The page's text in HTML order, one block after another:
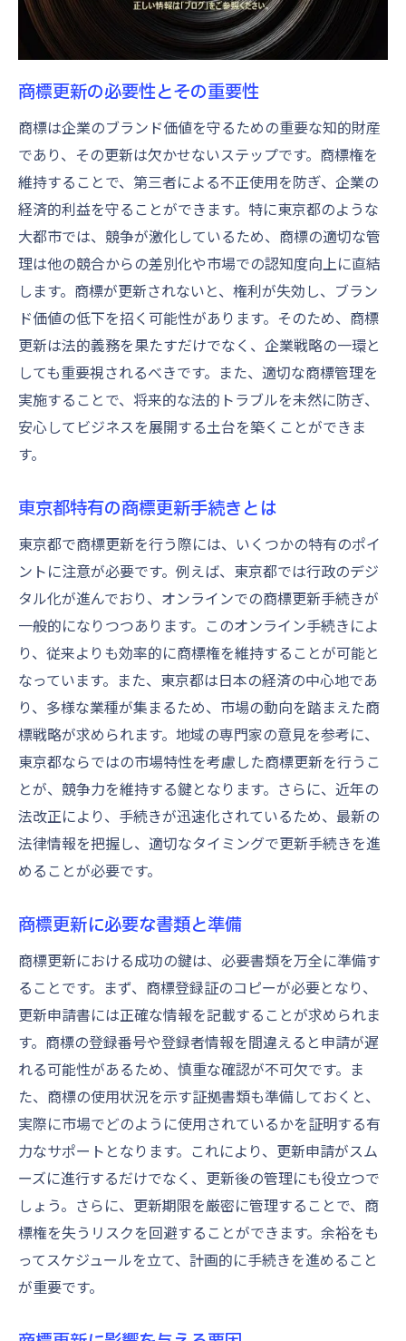
手続きフローの全体像を把握する
商標更新後の次のステップ
法改正による商標更新の影響分析
商標法改正のポイントとその対策
最新の法改正に基づく商標戦略
商標更新における法改正のメリット活用法
東京都の法改正に伴う手続き変更点
商標更新を成功させる法改正対応のヒント
オンライン手続き活用で商標更新をより簡単に
デジタルプラットフォームの利用方法
オンライン申請のメリットとデメリット
オンライン手続きで時間を節約する方法
オンラインツールを活用した商標管理
準備
商標審査の迅速化を利用してビジネス拡大を加
速
迅速化された審査プロセスの特徴
短期間で商標権を取得するための戦略
商標審査迅速化の恩恵を最大限に活用する
ビジネス拡大に向けた商標戦略
迅速審査を活用した競争優位性の構築
商標権取得後のビジネス展開プラン
地域の専門家と連携して東京都での商標更新を
成功させる方法
専門家との連携の重要性
地域の専門家を見つける方法
商標更新を成功に導く専門家の役割
専門家とともに作成する商標更新計画
専門家による最新情報提供の利点
商標更新の成功事例から学ぶ効果的な戦略
成功事例から学ぶ商標更新の秘訣
商標更新成功のカギとなる要因分析
商標更新戦略の効果的な立案方法
成功事例に基づく商標更新のステップ
商標更新における成功失敗の分岐点
商標更新の成功事例を活用したブランド強
化
商標権を失わないための更新スケジュール管理
法
商標更新の必要性とその重要性
商標は企業のブランド価値を守るための重要な知的財産
であり、その更新は欠かせないステップです。商標権を
維持することで、第三者による不正使用を防ぎ、企業の
経済的利益を守ることができます。特に東京都のような
大都市では、競争が激化しているため、商標の適切な管
理は他の競合からの差別化や市場での認知度向上に直結
します。商標が更新されないと、権利が失効し、ブラン
ド価値の低下を招く可能性があります。そのため、商標
更新は法的義務を果たすだけでなく、企業戦略の一環と
しても重要視されるべきです。また、適切な商標管理を
実施することで、将来的な法的トラブルを未然に防ぎ、
安心してビジネスを展開する土台を築くことができま
す。
東京都特有の商標更新手続きとは
東京都で商標更新を行う際には、いくつかの特有のポイ
ントに注意が必要です。例えば、東京都では行政のデジ
タル化が進んでおり、オンラインでの商標更新手続きが
一般的になりつつあります。このオンライン手続きによ
り、従来よりも効率的に商標権を維持することが可能と
なっています。また、東京都は日本の経済の中心地であ
り、多様な業種が集まるため、市場の動向を踏まえた商
標戦略が求められます。地域の専門家の意見を参考に、
東京都ならではの市場特性を考慮した商標更新を行うこ
とが、競争力を維持する鍵となります。さらに、近年の
法改正により、手続きが迅速化されているため、最新の
法律情報を把握し、適切なタイミングで更新手続きを進
めることが必要です。
商標更新に必要な書類と準備
商標更新における成功の鍵は、必要書類を万全に準備す
ることです。まず、商標登録証のコピーが必要となり、
更新申請書には正確な情報を記載することが求められま
す。商標の登録番号や登録者情報を間違えると申請が遅
れる可能性があるため、慎重な確認が不可欠です。ま
た、商標の使用状況を示す証拠書類も準備しておくと、
実際に市場でどのように使用されているかを証明する有
力なサポートとなります。これにより、更新申請がスム
ーズに進行するだけでなく、更新後の管理にも役立つで
しょう。さらに、更新期限を厳密に管理することで、商
標権を失うリスクを回避することができます。余裕をも
ってスケジュールを立て、計画的に手続きを進めること
が重要です。